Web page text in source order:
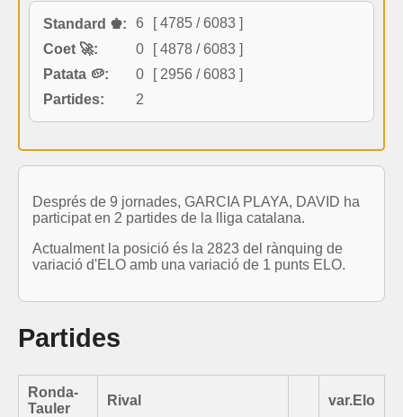
Standard ♚: 6
[ 4785 / 6083 ]
Coet 🚀:
0
[ 4878 / 6083 ]
Patata 🥔:
0
[ 2956 / 6083 ]
Partides:
2
Després de 9 jornades, GARCIA PLAYA, DAVID ha
participat en 2 partides de la lliga catalana.
Actualment la posició és la 2823 del rànquing de
variació d'ELO amb una variació de 1 punts ELO.
Partides
Ronda-
Tauler
Rival var.Elo